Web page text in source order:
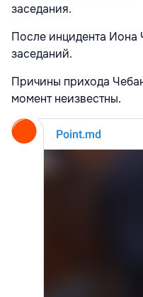
заседания.
После инцидента Иона
заседаний.
Причины прихода
момент неизвестны.